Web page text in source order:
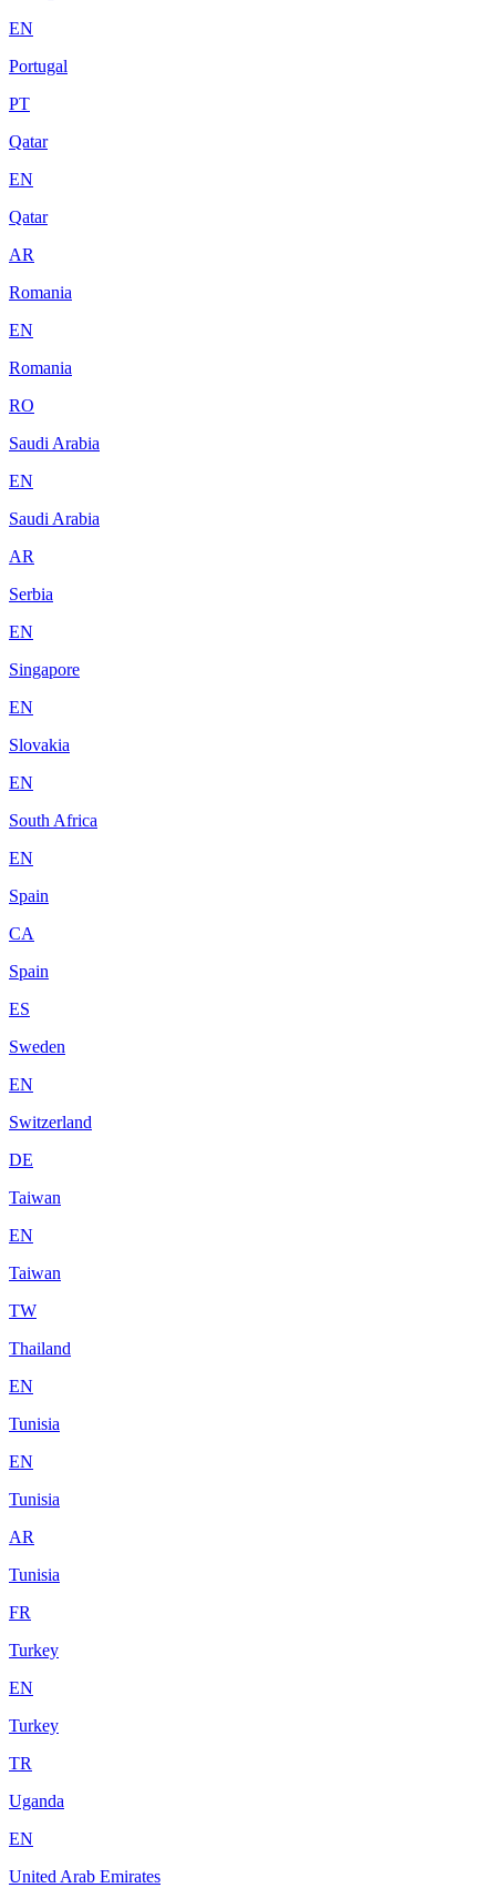
EN
Portugal
PT
Qatar
EN
Qatar
AR
Romania
EN
Romania
RO
Saudi Arabia
EN
Saudi Arabia
AR
Serbia
EN
Singapore
EN
Slovakia
EN
South Africa
EN
Spain
CA
Spain
ES
Sweden
EN
Switzerland
DE
Taiwan
EN
Taiwan
TW
Thailand
EN
Tunisia
EN
Tunisia
AR
Tunisia
FR
Turkey
EN
Turkey
TR
Uganda
EN
United Arab Emirates